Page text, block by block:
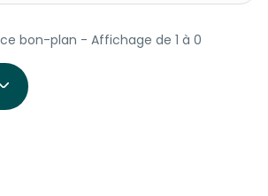
bon-plan - Affichage de 1 à 0